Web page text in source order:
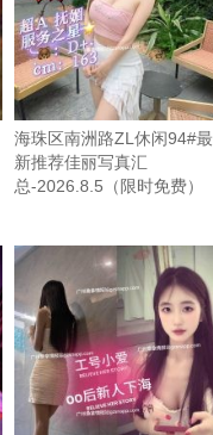
海珠区南洲路ZL休闲94#最
新推荐佳丽写真汇
总-2026.8.5（限时免费）